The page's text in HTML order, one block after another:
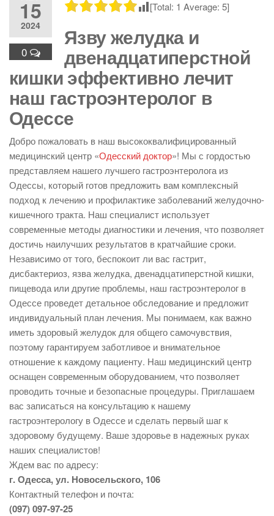
15
2024
0
[Total: 1 Average: 5]
Язву желудка и
двенадцатиперстной
кишки эффективно лечит
наш гастроэнтеролог в
Одессе
Добро пожаловать в наш высококвалифицированный
медицинский центр «Одесский доктор»! Мы с гордостью
представляем нашего лучшего гастроэнтеролога из
Одессы, который готов предложить вам комплексный
подход к лечению и профилактике заболеваний желудочно-
кишечного тракта. Наш специалист использует
современные методы диагностики и лечения, что позволяет
достичь наилучших результатов в кратчайшие сроки.
Независимо от того, беспокоит ли вас гастрит,
дисбактериоз, язва желудка, двенадцатиперстной кишки,
пищевода или другие проблемы, наш гастроэнтеролог в
Одессе проведет детальное обследование и предложит
индивидуальный план лечения. Мы понимаем, как важно
иметь здоровый желудок для общего самочувствия,
поэтому гарантируем заботливое и внимательное
отношение к каждому пациенту. Наш медицинский центр
оснащен современным оборудованием, что позволяет
проводить точные и безопасные процедуры. Приглашаем
вас записаться на консультацию к нашему
гастроэнтерологу в Одессе и сделать первый шаг к
здоровому будущему. Ваше здоровье в надежных руках
наших специалистов!
Ждем вас по адресу:
г. Одесса, ул. Новосельского, 106
Контактный телефон и почта:
(097) 097-97-25